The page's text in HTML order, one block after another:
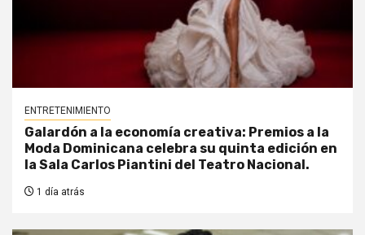
ENTRETENIMIENTO
Galardón a la economía creativa: Premios a la
Moda Dominicana celebra su quinta edición en
la Sala Carlos Piantini del Teatro Nacional.
1 día atrás